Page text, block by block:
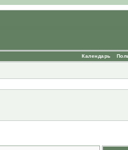
Календарь